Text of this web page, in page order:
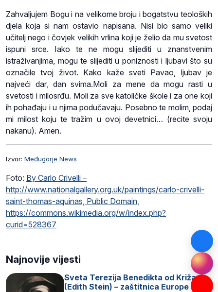
Zahvaljujem Bogu i na velikome broju i bogatstvu teoloških
djela koja si nam ostavio napisana. Nisi bio samo veliki
učitelj nego i čovjek velikih vrlina koji je želio da mu svetost
ispuni srce. Iako te ne mogu slijediti u znanstvenim
istraživanjima, mogu te slijediti u poniznosti i ljubavi što su
označile tvoj život. Kako kaže sveti Pavao, ljubav je
najveći dar, dan svima.Moli za mene da mogu rasti u
svetosti i milosrđu. Moli za sve katoličke škole i za one koji
ih pohađaju i u njima podučavaju. Posebno te molim, podaj
mi milost koju te tražim u ovoj devetnici… (recite svoju
nakanu). Amen.
Izvor: Međugorje News
Foto: By Carlo Crivelli –
http://www.nationalgallery.org.uk/paintings/carlo-crivelli-
saint-thomas-aquinas, Public Domain,
https://commons.wikimedia.org/w/index.php?
curid=528367
Najnovije vijesti
Sveta Terezija Benedikta od Križa
(Edith Stein) – zaštitnica Europe